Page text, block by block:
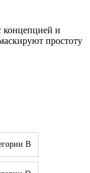
концепцией и
простоту
B